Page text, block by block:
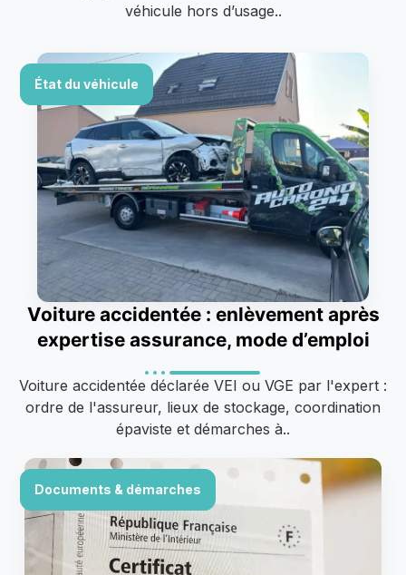
véhicule hors d’usage..
État du véhicule
Voiture accidentée : enlèvement après
expertise assurance, mode d’emploi
Voiture accidentée déclarée VEI ou VGE par l'expert :
ordre de l'assureur, lieux de stockage, coordination
épaviste et démarches à..
Documents & démarches